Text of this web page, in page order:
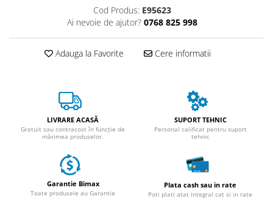
Cauciucuri
Incarcatoare
Huse
Toate accesoriile la Triciclete
Masini Electrice
Masina Electrica RDB
Masina Electrica Arora
Cod Produs: E95623
Ai nevoie de ajutor? 0768 825 998
Adauga la Favorite Cere informatii
LIVRARE ACASĂ
Gratuit sau contracost în funcție de
mărimea produselor.
SUPORT TEHNIC
Personal calificat pentru suport
tehnic
Garantie Bimax
Toate produsele au Garantie
Plata cash sau in rate
Poti plati atat integral cat si in rate